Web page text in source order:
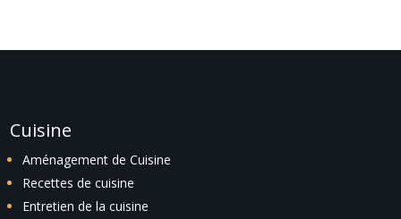
Cuisine
Aménagement de Cuisine
Recettes de cuisine
Entretien de la cuisine